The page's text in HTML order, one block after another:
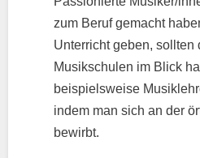
zum Beruf gemacht
Unterricht geben,
Musikschulen im Blick
beispielsweise
indem man sich an der
bewirbt.